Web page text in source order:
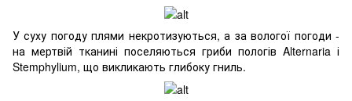
У суху погоду плями некротизуються, а за вологої погоди -
на мертвій тканині поселяються гриби пологів Alternaria і
Stemphylium, що викликають глибоку гниль.